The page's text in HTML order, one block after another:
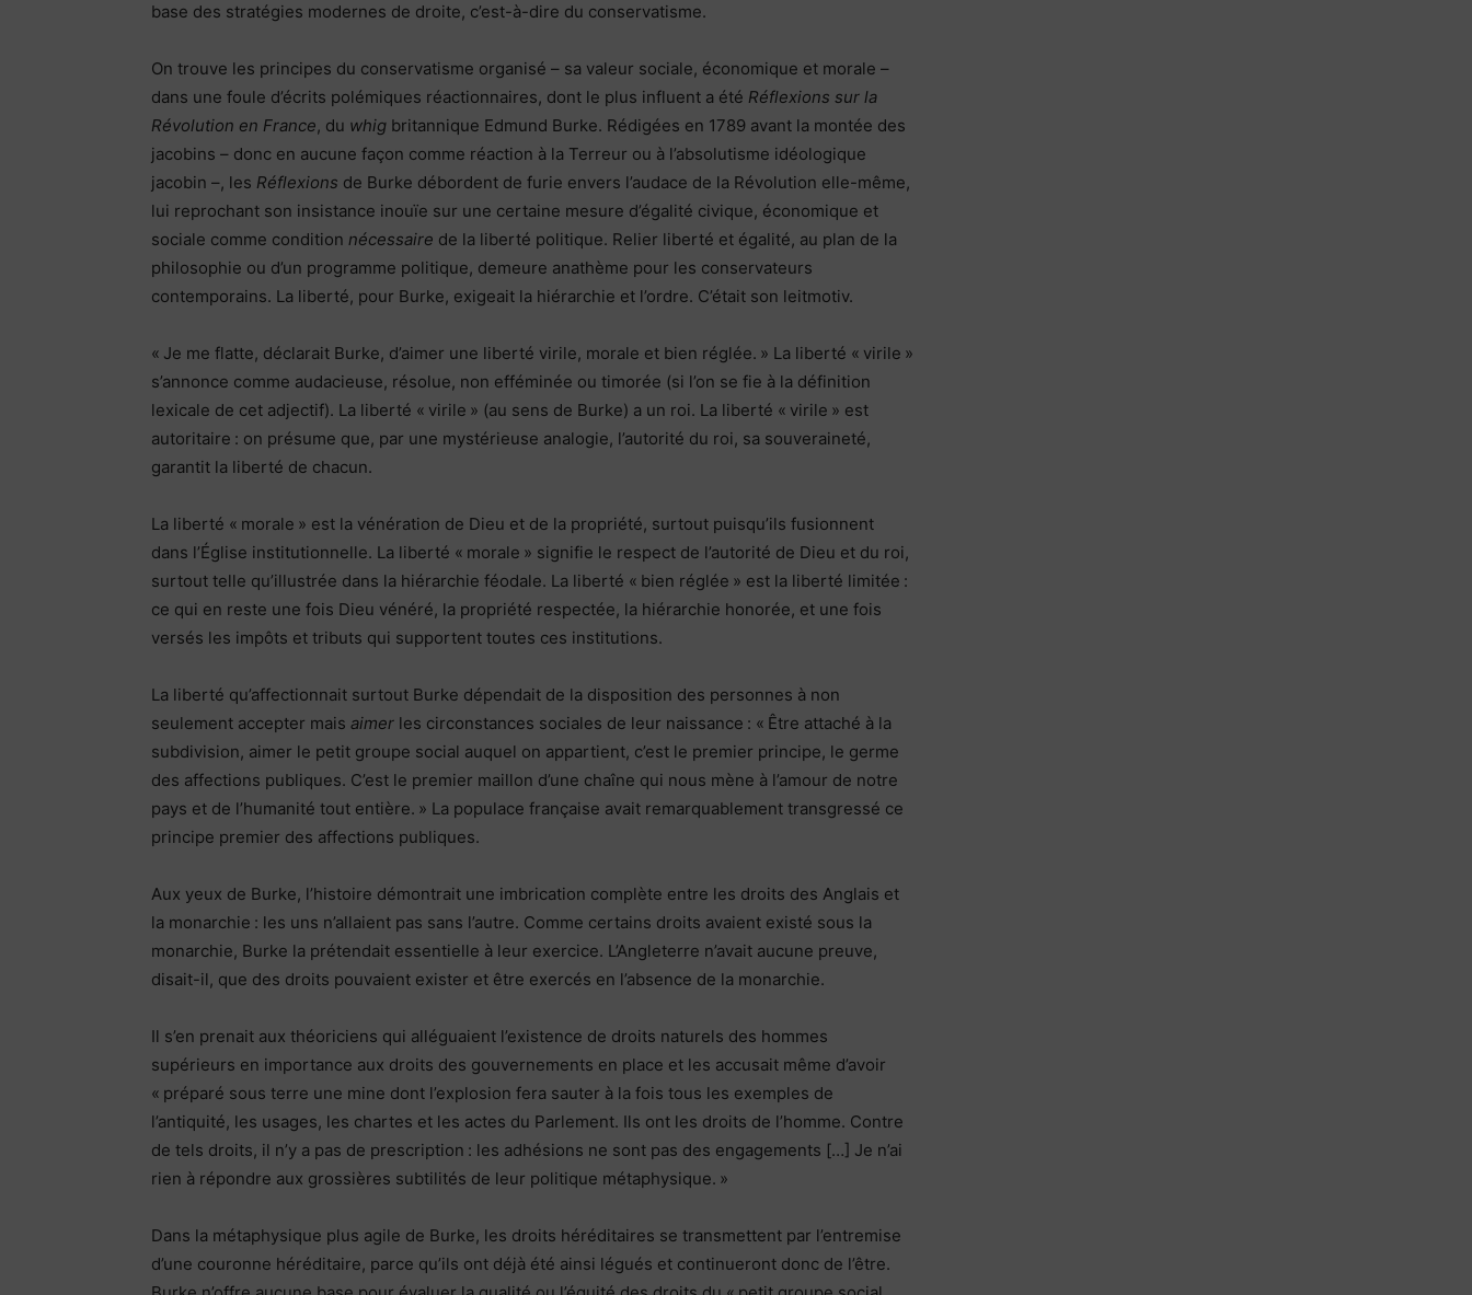
base des stratégies modernes de droite, c’est-à-dire du conservatisme.
On trouve les principes du conservatisme organisé – sa valeur sociale, économique et morale –
dans une foule d’écrits polémiques réactionnaires, dont le plus influent a été Réflexions sur la
Révolution en France, du whig britannique Edmund Burke. Rédigées en 1789 avant la montée des
jacobins – donc en aucune façon comme réaction à la Terreur ou à l’absolutisme idéologique
jacobin –, les Réflexions de Burke débordent de furie envers l’audace de la Révolution elle-même,
lui reprochant son insistance inouïe sur une certaine mesure d’égalité civique, économique et
sociale comme condition nécessaire de la liberté politique. Relier liberté et égalité, au plan de la
philosophie ou d’un programme politique, demeure anathème pour les conservateurs
contemporains. La liberté, pour Burke, exigeait la hiérarchie et l’ordre. C’était son leitmotiv.
« Je me flatte, déclarait Burke, d’aimer une liberté virile, morale et bien réglée. » La liberté « virile »
s’annonce comme audacieuse, résolue, non efféminée ou timorée (si l’on se fie à la définition
lexicale de cet adjectif). La liberté « virile » (au sens de Burke) a un roi. La liberté « virile » est
autoritaire : on présume que, par une mystérieuse analogie, l’autorité du roi, sa souveraineté,
garantit la liberté de chacun.
La liberté « morale » est la vénération de Dieu et de la propriété, surtout puisqu’ils fusionnent
dans l’Église institutionnelle. La liberté « morale » signifie le respect de l’autorité de Dieu et du roi,
surtout telle qu’illustrée dans la hiérarchie féodale. La liberté « bien réglée » est la liberté limitée :
ce qui en reste une fois Dieu vénéré, la propriété respectée, la hiérarchie honorée, et une fois
versés les impôts et tributs qui supportent toutes ces institutions.
La liberté qu’affectionnait surtout Burke dépendait de la disposition des personnes à non
seulement accepter mais aimer les circonstances sociales de leur naissance : « Être attaché à la
subdivision, aimer le petit groupe social auquel on appartient, c’est le premier principe, le germe
des affections publiques. C’est le premier maillon d’une chaîne qui nous mène à l’amour de notre
pays et de l’humanité tout entière. » La populace française avait remarquablement transgressé ce
principe premier des affections publiques.
Aux yeux de Burke, l’histoire démontrait une imbrication complète entre les droits des Anglais et
la monarchie : les uns n’allaient pas sans l’autre. Comme certains droits avaient existé sous la
monarchie, Burke la prétendait essentielle à leur exercice. L’Angleterre n’avait aucune preuve,
disait-il, que des droits pouvaient exister et être exercés en l’absence de la monarchie.
Il s’en prenait aux théoriciens qui alléguaient l’existence de droits naturels des hommes
supérieurs en importance aux droits des gouvernements en place et les accusait même d’avoir
« préparé sous terre une mine dont l’explosion fera sauter à la fois tous les exemples de
l’antiquité, les usages, les chartes et les actes du Parlement. Ils ont les droits de l’homme. Contre
de tels droits, il n’y a pas de prescription : les adhésions ne sont pas des engagements […] Je n’ai
rien à répondre aux grossières subtilités de leur politique métaphysique. »
Dans la métaphysique plus agile de Burke, les droits héréditaires se transmettent par l’entremise
d’une couronne héréditaire, parce qu’ils ont déjà été ainsi légués et continueront donc de l’être.